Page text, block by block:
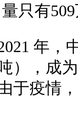
只有
年，
），成
于疫情